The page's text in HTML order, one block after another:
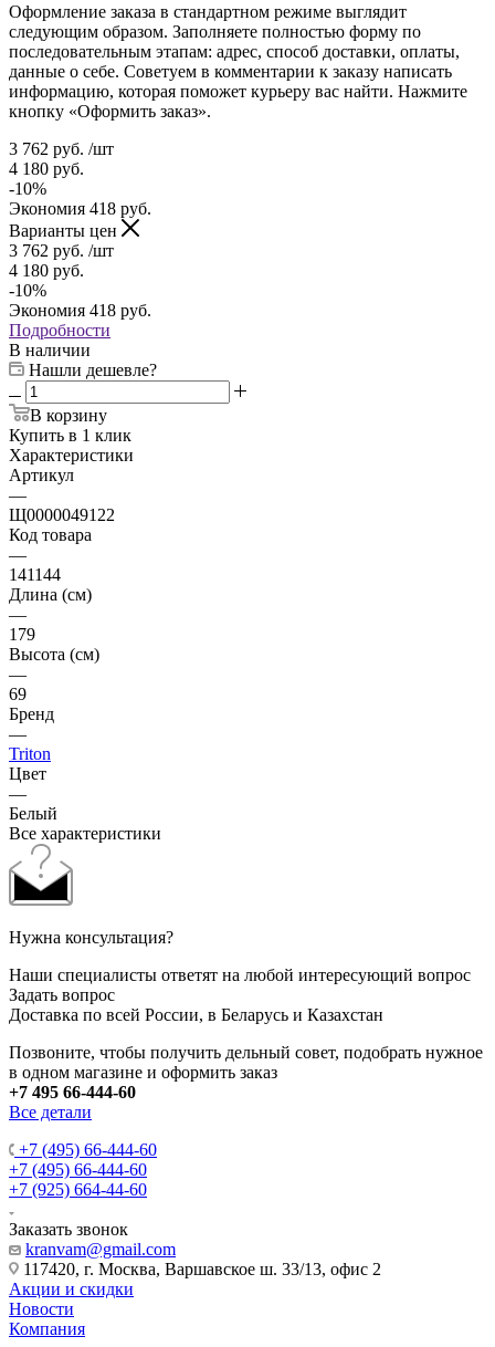
Оформление заказа в стандартном режиме выглядит
следующим образом. Заполняете полностью форму по
последовательным этапам: адрес, способ доставки, оплаты,
данные о себе. Советуем в комментарии к заказу написать
информацию, которая поможет курьеру вас найти. Нажмите
кнопку «Оформить заказ».
3 762 руб. /шт
4 180 руб.
-10%
Экономия 418 руб.
Варианты цен
3 762 руб. /шт
4 180 руб.
-10%
Экономия 418 руб.
Подробности
В наличии
Нашли дешевле?
В корзину
Купить в 1 клик
Характеристики
Артикул
—
Щ0000049122
Код товара
—
141144
Длина (см)
—
179
Высота (см)
—
69
Бренд
—
Triton
Цвет
—
Белый
Все характеристики
Нужна консультация?
Наши специалисты ответят на любой интересующий вопрос
Задать вопрос
Доставка по всей России, в Беларусь и Казахстан
Позвоните, чтобы получить дельный совет, подобрать нужное
в одном магазине и оформить заказ
+7 495 66-444-60
Все детали
+7 (495) 66-444-60
+7 (495) 66-444-60
+7 (925) 664-44-60
Заказать звонок
kranvam@gmail.com
117420, г. Москва, Варшавское ш. 33/13, офис 2
Акции и скидки
Новости
Компания